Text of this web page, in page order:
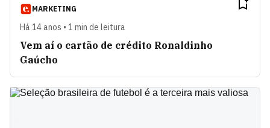
MARKETING
Há 14 anos • 1 min de leitura
Vem aí o cartão de crédito Ronaldinho
Gaúcho